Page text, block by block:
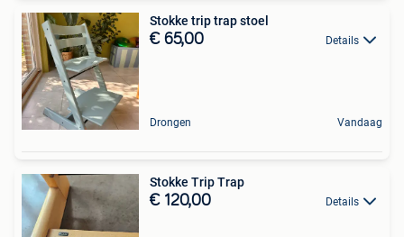
Stokke trip trap stoel
€ 65,00 Details
Drongen Vandaag
Stokke Trip Trap
€ 120,00 Details